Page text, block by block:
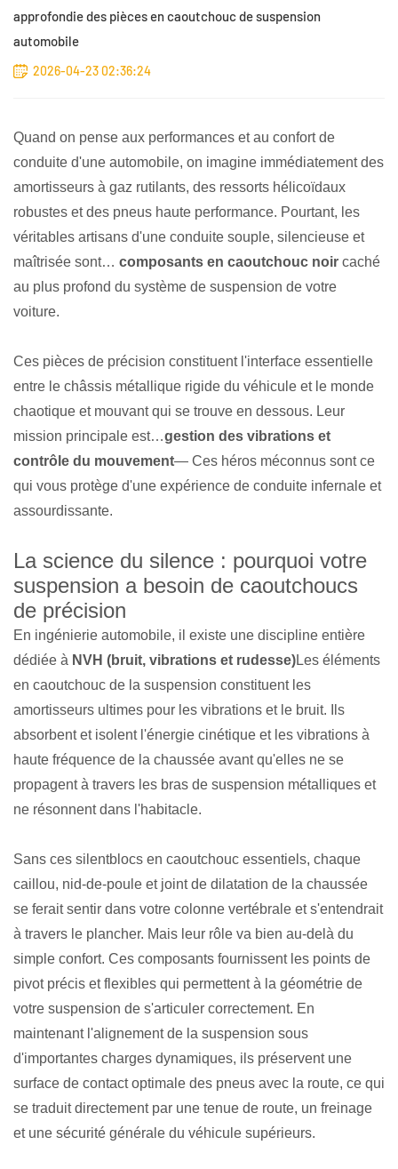
approfondie des pièces en caoutchouc de suspension
automobile
2026-04-23 02:36:24
Quand on pense aux performances et au confort de
conduite d'une automobile, on imagine immédiatement des
amortisseurs à gaz rutilants, des ressorts hélicoïdaux
robustes et des pneus haute performance. Pourtant, les
véritables artisans d'une conduite souple, silencieuse et
maîtrisée sont… composants en caoutchouc noir caché
au plus profond du système de suspension de votre
voiture.
Ces pièces de précision constituent l'interface essentielle
entre le châssis métallique rigide du véhicule et le monde
chaotique et mouvant qui se trouve en dessous. Leur
mission principale est…gestion des vibrations et
contrôle du mouvement— Ces héros méconnus sont ce
qui vous protège d'une expérience de conduite infernale et
assourdissante.
La science du silence : pourquoi votre
suspension a besoin de caoutchoucs
de précision
En ingénierie automobile, il existe une discipline entière
dédiée à NVH (bruit, vibrations et rudesse)Les éléments
en caoutchouc de la suspension constituent les
amortisseurs ultimes pour les vibrations et le bruit. Ils
absorbent et isolent l'énergie cinétique et les vibrations à
haute fréquence de la chaussée avant qu'elles ne se
propagent à travers les bras de suspension métalliques et
ne résonnent dans l'habitacle.
Sans ces silentblocs en caoutchouc essentiels, chaque
caillou, nid-de-poule et joint de dilatation de la chaussée
se ferait sentir dans votre colonne vertébrale et s'entendrait
à travers le plancher. Mais leur rôle va bien au-delà du
simple confort. Ces composants fournissent les points de
pivot précis et flexibles qui permettent à la géométrie de
votre suspension de s'articuler correctement. En
maintenant l'alignement de la suspension sous
d'importantes charges dynamiques, ils préservent une
surface de contact optimale des pneus avec la route, ce qui
se traduit directement par une tenue de route, un freinage
et une sécurité générale du véhicule supérieurs.